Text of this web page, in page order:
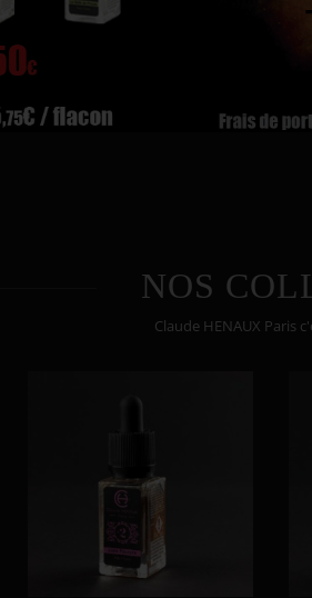
NOS
Claude HENAUX Paris